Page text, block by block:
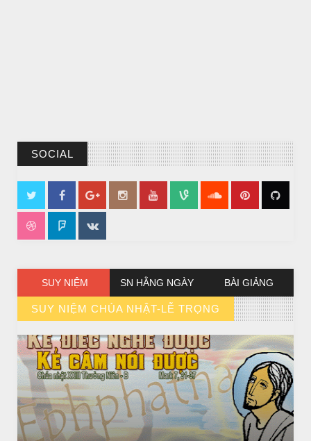
SOCIAL
SUY NIỆM SN HẰNG NGÀY BÀI GIẢNG
SUY NIỆM CHÚA NHẬT-LỄ TRỌNG
// VIEW MORE BY SUY NIỆM CHÚA NHẬT-LỄ TRỌNG
CÔ BÉ BÁN DIÊM
CHUYỆN Ý NGHĨA
ĐÊM NOEL ĐẸP NHẤT TRONG ĐỜI